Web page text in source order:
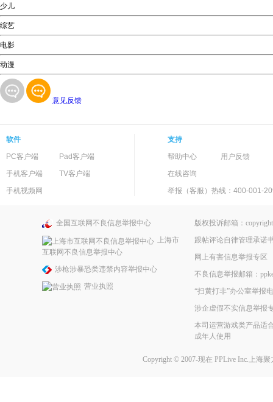
少儿
综艺
电影
动漫
意见反馈
软件
PC客户端
Pad客户端
手机客户端
TV客户端
手机视频网
支持
帮助中心
用户反馈
在线咨询
举报（客服）热线：400-001-
全国互联网不良信息举报中心
上海市
互联网不良信息举报中心
涉枪涉暴恐类违禁内容举报中心
营业执照
版权投诉邮箱：
跟帖评论自律管理承诺
网上有害信息举报专区
不良信息举报邮箱：
“扫黄打非”办公室举报
涉企虚假不实信息举报
本司运营游戏类产品适
成年人使用
Copyright © 2007-现在 PPLive Inc.上海